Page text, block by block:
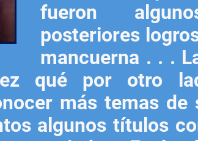
fueron
posteriores
mancuerna . . .
qué por otro
más temas de
algunos títulos